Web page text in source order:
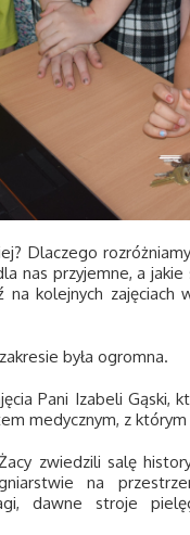
Dlaczego
nas przyjemne, a
kolejnych zajęciach
była ogromna.
Pani Izabeli Gąski,
medycznym, z którym
zwiedzili salę
na
dawne stroje